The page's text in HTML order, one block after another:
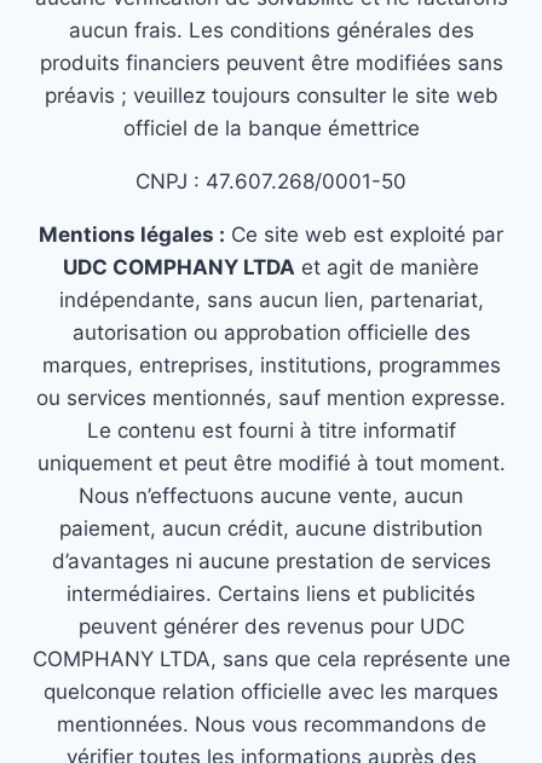
aucun frais. Les conditions générales des
produits financiers peuvent être modifiées sans
préavis ; veuillez toujours consulter le site web
officiel de la banque émettrice
CNPJ : 47.607.268/0001-50
Mentions légales : Ce site web est exploité par
UDC COMPHANY LTDA et agit de manière
indépendante, sans aucun lien, partenariat,
autorisation ou approbation officielle des
marques, entreprises, institutions, programmes
ou services mentionnés, sauf mention expresse.
Le contenu est fourni à titre informatif
uniquement et peut être modifié à tout moment.
Nous n’effectuons aucune vente, aucun
paiement, aucun crédit, aucune distribution
d’avantages ni aucune prestation de services
intermédiaires. Certains liens et publicités
peuvent générer des revenus pour UDC
COMPHANY LTDA, sans que cela représente une
quelconque relation officielle avec les marques
mentionnées. Nous vous recommandons de
vérifier toutes les informations auprès des